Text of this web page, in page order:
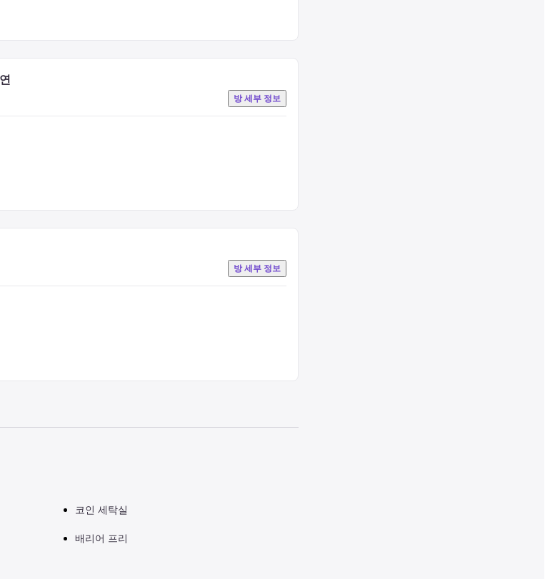
방 세부 정보
방 세부 정보
코인 세탁실
배리어 프리